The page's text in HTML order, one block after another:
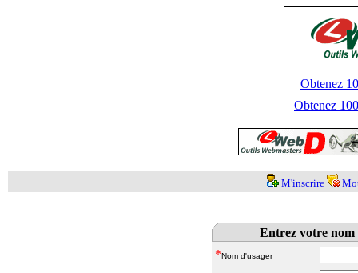
Obtenez
Obtenez
M'inscrire
Entrez votre nom
*Nom d'usager